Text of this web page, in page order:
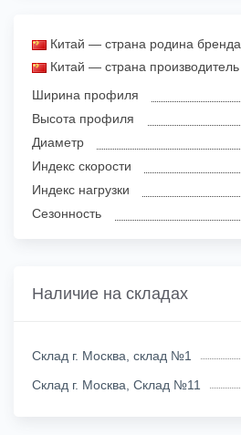
Китай — страна родина бренда
Китай — страна производитель
Ширина профиля
Высота профиля
Диаметр
Индекс скорости
Индекс нагрузки
Сезонность
Наличие на складах
Склад г. Москва, склад №1
Склад г. Москва, Склад №11